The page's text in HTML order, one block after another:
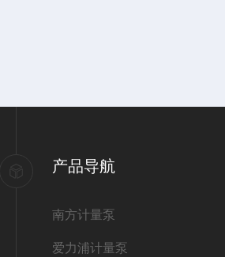
产品导航
南方计量泵
爱力浦计量泵